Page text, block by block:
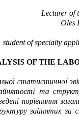
Lecturer of
Oles
student of specialty
OF THE
статистичної
та
порівняння
зайнятих